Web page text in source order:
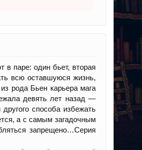
в паре: один бьет, вторая
всю оставшуюся жизнь,
рода Бьен карьера мага
девять лет назад —
способа избежать
а с самым загадочным
запрещено…Серия